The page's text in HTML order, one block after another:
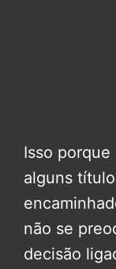
Isso
alguns
não se
decisão